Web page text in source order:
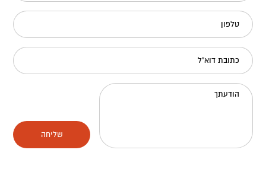
טלפון
כתובת דוא"ל
הודעתך
שליחה